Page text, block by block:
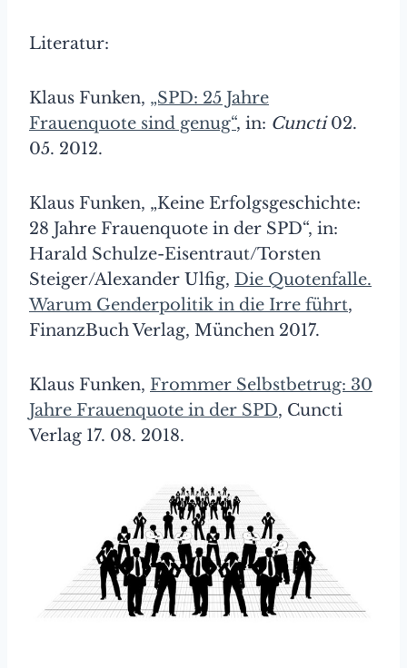
Literatur:
Klaus Funken, „SPD: 25 Jahre
Frauenquote sind genug“, in: Cuncti02.
05. 2012.
Klaus Funken, „Keine Erfolgsgeschichte:
28 Jahre Frauenquote in der SPD“, in:
Harald Schulze-Eisentraut/Torsten
Steiger/Alexander Ulfig, Die Quotenfalle.
Warum Genderpolitik in die Irre führt,
FinanzBuch Verlag, München 2017.
Klaus Funken, Frommer Selbstbetrug: 30
Jahre Frauenquote in der SPD, Cuncti
Verlag 17. 08. 2018.